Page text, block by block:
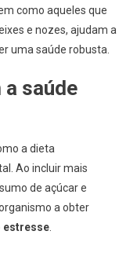
como aqueles que
e nozes, ajudam a
uma saúde robusta.
saúde
a dieta
Ao incluir mais
de açúcar e
a obter
estresse.